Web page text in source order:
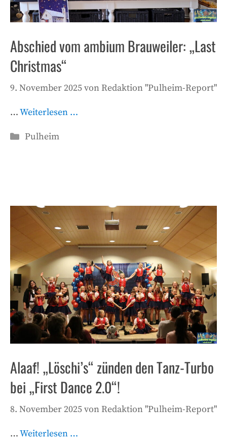
Abschied vom ambium Brauweiler: „Last
Christmas“
9. November 2025von Redaktion "Pulheim-Report"
…Weiterlesen …
Kategorien
Pulheim
Alaaf! „Löschi’s“ zünden den Tanz-Turbo
bei „First Dance 2.0“!
8. November 2025von Redaktion "Pulheim-Report"
…Weiterlesen …